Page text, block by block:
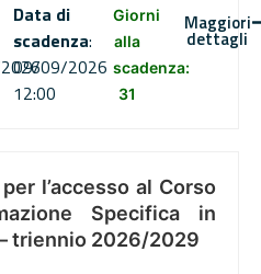
Data di
scadenza:
09/09/2026
12:00
Giorni
alla
scadenza:
31
Maggiori
dettagli
l’accesso al Corso
Specifica in
triennio 2026/2029